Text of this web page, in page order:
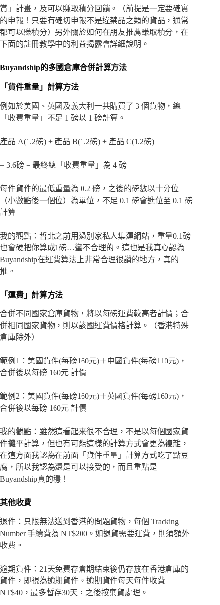
賞」計畫，及可以賺取積分回饋。（前提是一定要確實
的申報！只要有確切申報不是違禁品之類的貨品，通常
都可以賺積分）另外關於如何在朋友推薦賺取積分，在
下面的註冊教學中的利益揭露會詳細說明。
Buyandship的多國倉庫合併計算方法
「貨件重量」計算方法
例如於美國、英國及義大利一共購買了 3 個貨物，總
「收費重量」不足 1 磅以 1 磅計算。
產品 A(1.2磅) + 產品 B(1.2磅) + 產品 C(1.2磅)
= 3.6磅 = 最終總「收費重量」為 4 磅
每件貨件的最低重量為 0.2 磅，之後的磅數以十分位
（小數點後一個位）為單位，不足 0.1 磅會進位至 0.1 磅
計算
我的觀點：哲北之前用過別家私人集運網站，重量0.1磅
也會硬把你算成1磅…蠻不合理的。這也是我真心認為
Buyandship在運費算法上非常合理很讚的地方，真的
推。
「運費」計算方法
合併不同國家倉庫貨物，將以每磅運費較高者計價；合
併相同國家貨物，則以該國運費價格計算。（香港特殊
倉庫除外）
範例1：美國貨件(每磅160元)＋中國貨件(每磅110元)，
合併後以每磅 160元 計價
範例2：美國貨件(每磅160元)＋英國貨件(每磅160元)，
合併後以每磅 160元 計價
我的觀點：雖然這看起來很不合理，不是以每個國家貨
件攤平計算，但也有可能這樣的計算方式會更為複雜，
在這方面我認為在前面「貨件重量」計算方式吃了點豆
腐，所以我認為還是可以接受的，而且重點是
Buyandship真的穩！
其他收費
退件：只限無法送到香港的問題貨物，每個 Tracking
Number 手續費為 NT$200。如退貨需要運費，則須額外
收費。
逾期貨件：21天免費存倉期結束後仍存放在香港倉庫的
貨件，即視為逾期貨件。逾期貨件每天每件收費
NT$40，最多暫存30天，之後按棄貨處理。